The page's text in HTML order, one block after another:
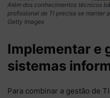
Além dos conhecimentos técnicos
profissional de TI precisa se manter
Getty Images
Implementar e
sistemas
Para combinar a gestão de